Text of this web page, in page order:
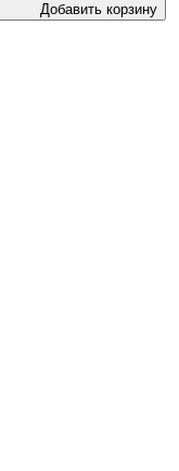
Добавить корзину